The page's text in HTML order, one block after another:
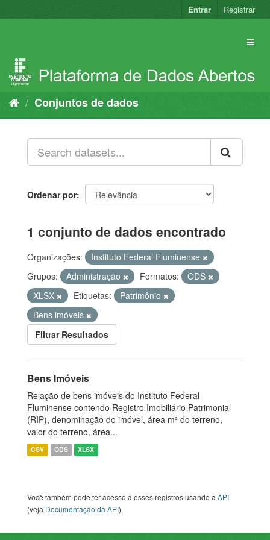
para
Entrar Registrar
Conjuntos de dados
Ordenar por
1 conjunto de dados encontrado
Organizações:
Instituto Federal Fluminense
Grupos:
Administração Formatos:
ODS
XLSX
Etiquetas:
Patrimônio
Bens imóveis
Filtrar Resultados
Bens Imóveis
Relação de bens imóveis do Instituto Federal
Fluminense contendo Registro Imobiliário Patrimonial
(RIP), denominação do imóvel, área m² do terreno,
valor do terreno, área...
CSV ODS XLSX
Você também pode ter acesso a esses registros usando aAPI
(veja Documentação da API).